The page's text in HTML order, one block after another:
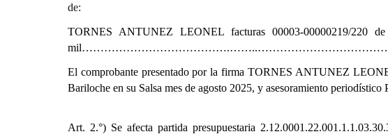
de:
TORNES ANTUNEZ LEONEL facturas 00003-00000219/220
El comprobante presentado por la firma TORNES ANTUNEZ
Bariloche en su Salsa mes de agosto 2025, y asesoramiento
Art. 2.°) Se afecta partida presupuestaria